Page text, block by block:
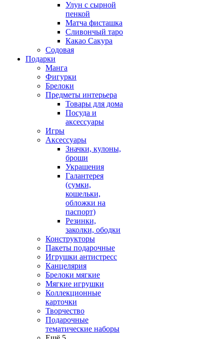
Улун с сырной
пенкой
Матча фисташка
Сливончый таро
Какао Сакура
Содовая
Подарки
Манга
Фигурки
Брелоки
Предметы интерьера
Товары для дома
Посуда и
аксессуары
Игры
Аксессуары
Значки, кулоны,
броши
Украшения
Галантерея
(сумки,
кошельки,
обложки на
паспорт)
Резинки,
заколки, ободки
Конструкторы
Пакеты подарочные
Игрушки антистресс
Канцелярия
Брелоки мягкие
Мягкие игрушки
Коллекционные
карточки
Творчество
Подарочные
тематические наборы